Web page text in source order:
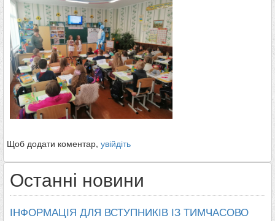
Щоб додати коментар, увійдіть
Останні новини
ІНФОРМАЦІЯ ДЛЯ ВСТУПНИКІВ ІЗ ТИМЧАСОВО